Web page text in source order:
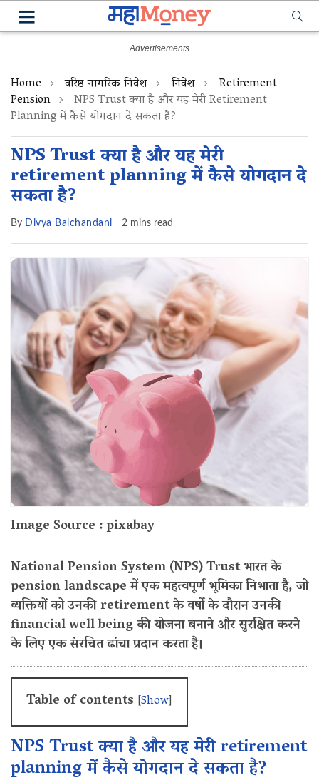
Home वरिष्ठ नागरिक निवेश निवेश Retirement
Pension NPS Trust क्या है और यह मेरी Retirement
Planning में कैसे योगदान दे सकता है?
NPS Trust क्या है और यह मेरी
retirement planning में कैसे योगदान दे
सकता है?
By Divya Balchandani 2 mins read
Image Source : pixabay
National Pension System (NPS) Trust भारत के
pension landscape में एक महत्वपूर्ण भूमिका निभाता है, जो
व्यक्तियों को उनकी retirement के वर्षों के दौरान उनकी
financial well being की योजना बनाने और सुरक्षित करने
के लिए एक संरचित ढांचा प्रदान करता है।
Table of contents [Show]
NPS Trust क्या है और यह मेरी retirement
planning में कैसे योगदान दे सकता है?